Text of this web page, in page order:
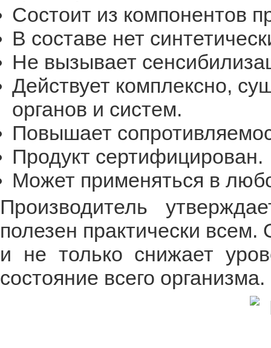
Состоит из компонентов
В составе нет
Не вызывает
Действует комплексно,
органов и систем.
Повышает
Продукт сертифицирован.
Может применяться в
Производитель
полезен практически
и не только снижает
состояние всего организма.